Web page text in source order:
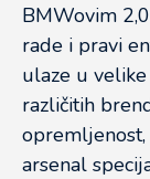
BMWovim
rade i pravi
ulaze u
različitih
arsenal